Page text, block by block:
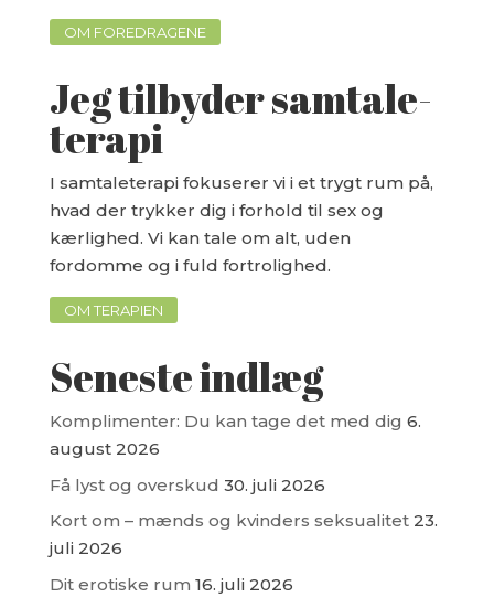
OM FOREDRAGENE
Jeg tilbyder samtale-
terapi
I samtaleterapi fokuserer vi i et trygt rum på,
hvad der trykker dig i forhold til sex og
kærlighed. Vi kan tale om alt, uden
fordomme og i fuld fortrolighed.
OM TERAPIEN
Seneste indlæg
Komplimenter: Du kan tage det med dig 6.
august 2026
Få lyst og overskud 30. juli 2026
Kort om – mænds og kvinders seksualitet 23.
juli 2026
Dit erotiske rum 16. juli 2026